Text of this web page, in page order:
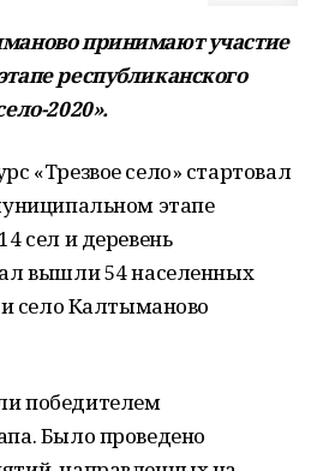
принимают участие
республиканского
2020».
«Трезвое село» стартовал
этапе
сел и деревень
вышли 54 населенных
село Калтыманово
победителем
Было проведено